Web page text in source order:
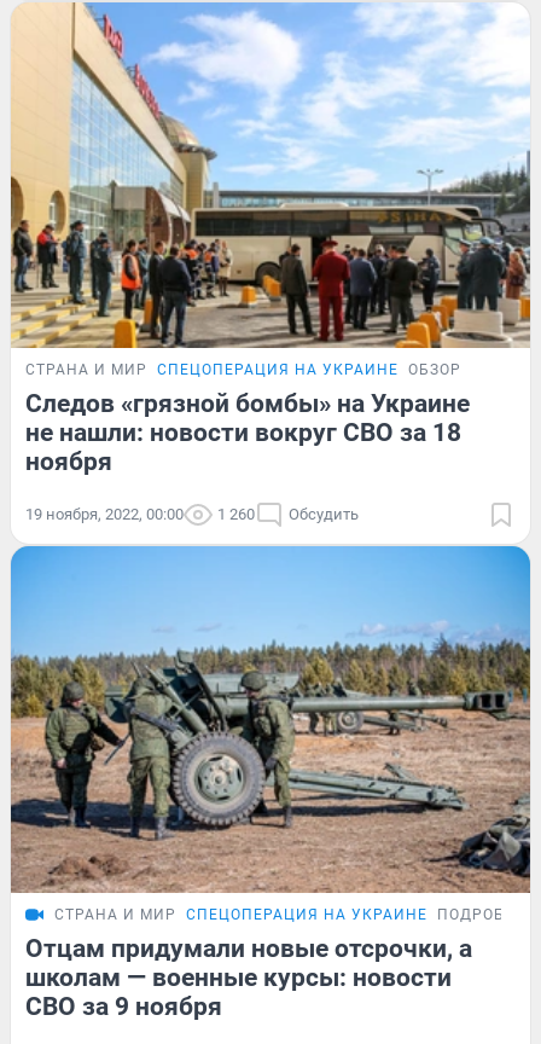
СТРАНА И МИР СПЕЦОПЕРАЦИЯ НА УКРАИНЕ ОБЗОР
Следов «грязной бомбы» на Украине
не нашли: новости вокруг СВО за 18
ноября
19 ноября, 2022, 00:00 1 260 Обсудить
СТРАНА И МИР СПЕЦОПЕРАЦИЯ НА УКРАИНЕ
Отцам придумали новые отсрочки, а
школам — военные курсы: новости
СВО за 9 ноября